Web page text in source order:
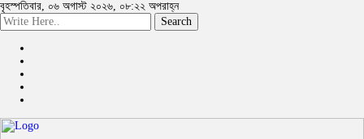
বৃহস্পতিবার, ০৬ অগাস্ট ২০২৬, ০৮:২২ অপরাহ্ন
Search